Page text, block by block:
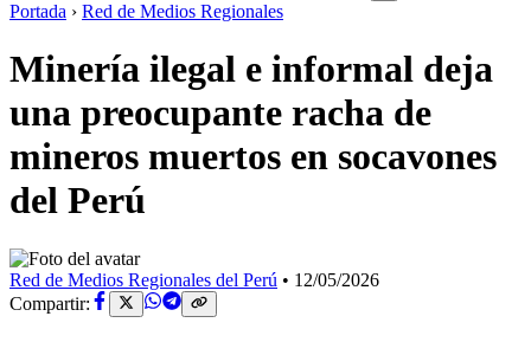
Portada › Red de Medios Regionales
Minería ilegal e informal deja
una preocupante racha de
mineros muertos en socavones
del Perú
Red de Medios Regionales del Perú • 12/05/2026
Compartir: